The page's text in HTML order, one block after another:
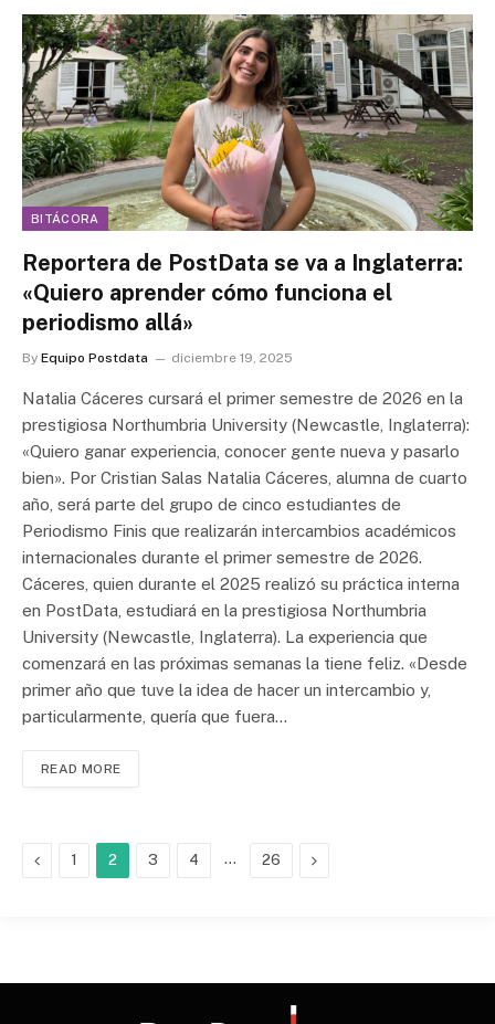
BITÁCORA
Reportera de PostData se va a Inglaterra:
«Quiero aprender cómo funciona el
periodismo allá»
By Equipo Postdata diciembre 19, 2025
Natalia Cáceres cursará el primer semestre de 2026 en la
prestigiosa Northumbria University (Newcastle, Inglaterra):
«Quiero ganar experiencia, conocer gente nueva y pasarlo
bien». Por Cristian Salas Natalia Cáceres, alumna de cuarto
año, será parte del grupo de cinco estudiantes de
Periodismo Finis que realizarán intercambios académicos
internacionales durante el primer semestre de 2026.
Cáceres, quien durante el 2025 realizó su práctica interna
en PostData, estudiará en la prestigiosa Northumbria
University (Newcastle, Inglaterra). La experiencia que
comenzará en las próximas semanas la tiene feliz. «Desde
primer año que tuve la idea de hacer un intercambio y,
particularmente, quería que fuera…
READ MORE
Previous
1 2 3 4 … 26 Next